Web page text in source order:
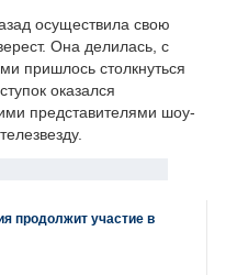
осуществила свою
Она делилась, с
пришлось столкнуться
оказался
представителями шоу-
продолжит участие в